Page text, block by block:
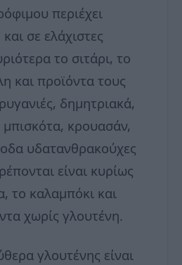
περιέχει
σε ελάχιστες
το σιτάρι, το
και προϊόντα τους
δημητριακά,
μπισκότα, κρουασάν,
υδατανθρακούχες
είναι κυρίως
το καλαμπόκι και
χωρίς γλουτένη.
γλουτένης είναι